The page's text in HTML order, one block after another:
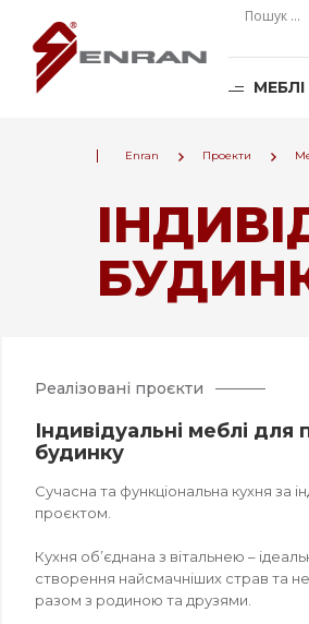
МЕБЛІ
Enran Проекти
Реалізовані проєкти
Індивідуальні меблі для
будинку
Сучасна та функціональна кухня за
проєктом.
Кухня об’єднана з вітальнею –
створення найсмачніших страв та
разом з родиною та друзями.